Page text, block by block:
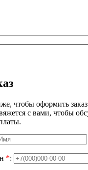
чтобы оформить
с вами, чтобы обсудить
*: